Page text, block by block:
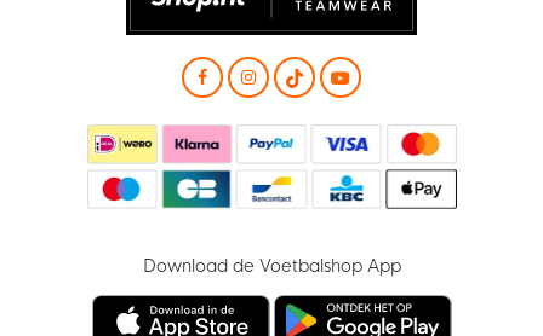
Download de Voetbalshop App